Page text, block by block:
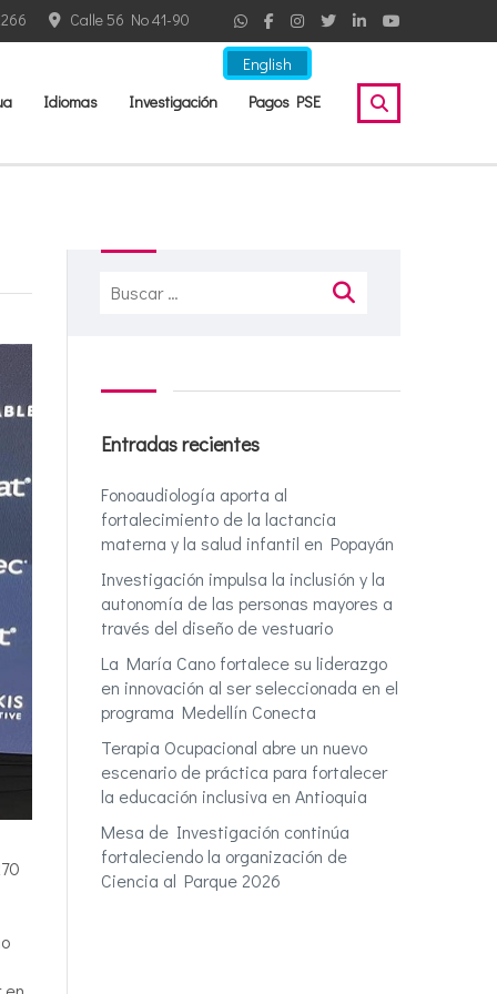
English
Calle 56 No 41-90
Idiomas Investigación Pagos PSE
Buscar:
Entradas recientes
Fonoaudiología aporta al
fortalecimiento de la lactancia
materna y la salud infantil en Popayán
Investigación impulsa la inclusión y la
autonomía de las personas mayores a
través del diseño de vestuario
La María Cano fortalece su liderazgo
en innovación al ser seleccionada en el
programa Medellín Conecta
Terapia Ocupacional abre un nuevo
escenario de práctica para fortalecer
la educación inclusiva en Antioquia
Mesa de Investigación continúa
fortaleciendo la organización de
Ciencia al Parque 2026